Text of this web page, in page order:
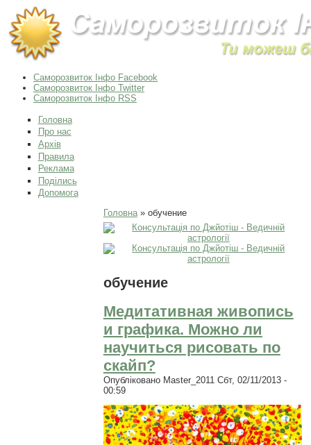
Саморозвиток Інфо Facebook
Саморозвиток Інфо Twitter
Саморозвиток Інфо RSS
Головна
Про нас
Архів
Правила
Реклама
Поділись
Допомога
Ви є тут
Головна» обучение
обучение
Медитативная живопись
и графика. Можно ли
научиться рисовать по
скайп?
Опубліковано Master_2011 Сбт, 02/11/2013 -
00:59